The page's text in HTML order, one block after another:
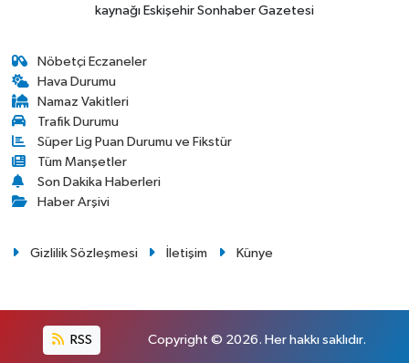
kaynağı Eskişehir Sonhaber Gazetesi
Nöbetçi Eczaneler
Hava Durumu
Namaz Vakitleri
Trafik Durumu
Süper Lig Puan Durumu ve Fikstür
Tüm Manşetler
Son Dakika Haberleri
Haber Arşivi
Gizlilik Sözleşmesi İletişim Künye
RSS Copyright © 2026. Her hakkı saklıdır.